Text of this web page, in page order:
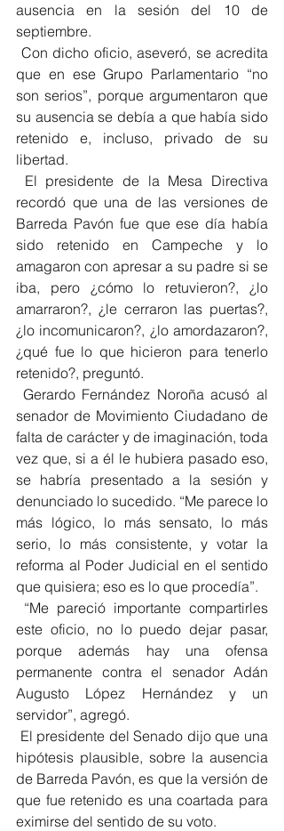
ausencia en la sesión del 10 de
septiembre.
Con dicho oficio, aseveró, se acredita
que en ese Grupo Parlamentario “no
son serios”, porque argumentaron que
su ausencia se debía a que había sido
retenido e, incluso, privado de su
libertad.
El presidente de la Mesa Directiva
recordó que una de las versiones de
Barreda Pavón fue que ese día había
sido retenido en Campeche y lo
amagaron con apresar a su padre si se
iba, pero ¿cómo lo retuvieron?, ¿lo
amarraron?, ¿le cerraron las puertas?,
¿lo incomunicaron?, ¿lo amordazaron?,
¿qué fue lo que hicieron para tenerlo
retenido?, preguntó.
Gerardo Fernández Noroña acusó al
senador de Movimiento Ciudadano de
falta de carácter y de imaginación, toda
vez que, si a él le hubiera pasado eso,
se habría presentado a la sesión y
denunciado lo sucedido. “Me parece lo
más lógico, lo más sensato, lo más
serio, lo más consistente, y votar la
reforma al Poder Judicial en el sentido
que quisiera; eso es lo que procedía”.
“Me pareció importante compartirles
este oficio, no lo puedo dejar pasar,
porque además hay una ofensa
permanente contra el senador Adán
Augusto López Hernández y un
servidor”, agregó.
El presidente del Senado dijo que una
hipótesis plausible, sobre la ausencia
de Barreda Pavón, es que la versión de
que fue retenido es una coartada para
eximirse del sentido de su voto.